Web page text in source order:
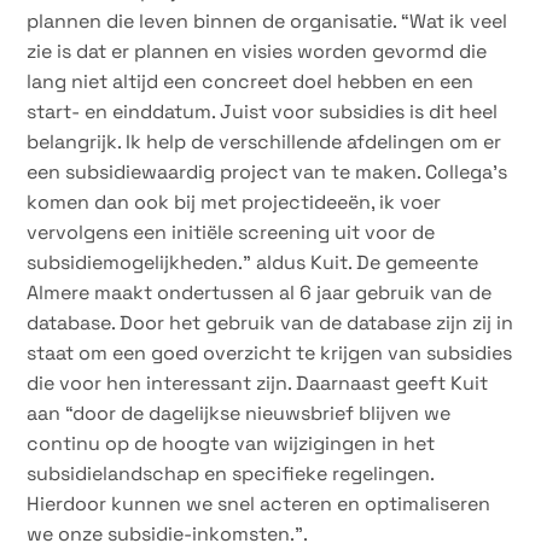
plannen die leven binnen de organisatie. “Wat ik veel
zie is dat er plannen en visies worden gevormd die
lang niet altijd een concreet doel hebben en een
start- en einddatum. Juist voor subsidies is dit heel
belangrijk. Ik help de verschillende afdelingen om er
een subsidiewaardig project van te maken. Collega’s
komen dan ook bij met projectideeën, ik voer
vervolgens een initiële screening uit voor de
subsidiemogelijkheden.” aldus Kuit. De gemeente
Almere maakt ondertussen al 6 jaar gebruik van de
database. Door het gebruik van de database zijn zij in
staat om een goed overzicht te krijgen van subsidies
die voor hen interessant zijn. Daarnaast geeft Kuit
aan “door de dagelijkse nieuwsbrief blijven we
continu op de hoogte van wijzigingen in het
subsidielandschap en specifieke regelingen.
Hierdoor kunnen we snel acteren en optimaliseren
we onze subsidie-inkomsten.”.